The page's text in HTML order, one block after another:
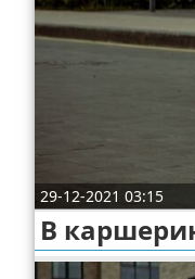
Культура
Разное
Условия
29-12-2021 03:15
В